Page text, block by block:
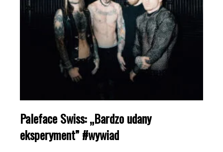
Paleface Swiss: „Bardzo udany
eksperyment” #wywiad